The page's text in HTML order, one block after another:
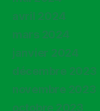
avril 2024
mars 2024
janvier 2024
décembre 2023
novembre 2023
octobre 2023